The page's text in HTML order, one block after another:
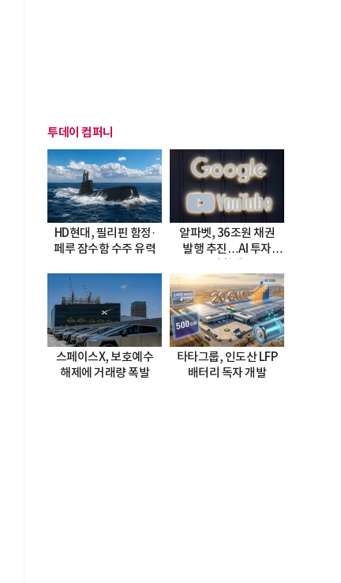
투데이 컴퍼니
HD현대, 필리핀 함정·
페루 잠수함 수주 유력
알파벳, 36조원 채권
발행 추진…AI 투자
스페이스X, 보호예수
해제에 거래량 폭발
타타그룹, 인도산 LFP
배터리 독자 개발